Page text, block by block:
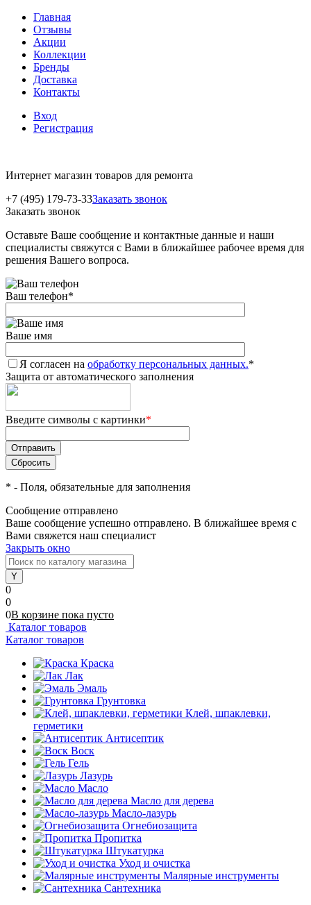
Главная
Отзывы
Акции
Коллекции
Бренды
Доставка
Контакты
Вход
Регистрация
Интернет магазин товаров для ремонта
+7 (495) 179-73-33Заказать звонок
Заказать звонок
Оставьте Ваше сообщение и контактные данные и наши
специалисты свяжутся с Вами в ближайшее рабочее время для
решения Вашего вопроса.
Ваш телефон*
Ваше имя
Я согласен на обработку персональных данных.*
Защита от автоматического заполнения
Введите символы с картинки*
* - Поля, обязательные для заполнения
Сообщение отправлено
Ваше сообщение успешно отправлено. В ближайшее время с
Вами свяжется наш специалист
Закрыть окно
0
0
0В корзине пока пусто
Каталог товаров
Каталог товаров
Краска
Лак
Эмаль
Грунтовка
Клей, шпаклевки,
герметики
Антисептик
Воск
Гель
Лазурь
Масло
Масло для дерева
Масло-лазурь
Огнебиозащита
Пропитка
Штукатурка
Уход и очистка
Малярные инструменты
Сантехника